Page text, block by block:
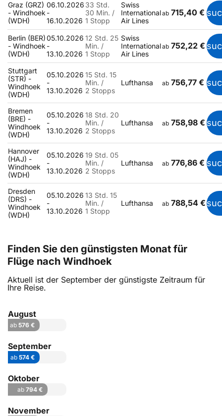
Graz (GRZ)
- Windhoek
(WDH)
06.10.2026
-
16.10.2026
33 Std.
30 Min. /
1 Stopp
Swiss
International
Air Lines
ab 715,40 €
Berlin (BER)
- Windhoek
(WDH)
05.10.2026
-
13.10.2026
12 Std. 25
Min. /
1 Stopp
Swiss
International
Air Lines
ab 752,22 €
Stuttgart
(STR) -
Windhoek
(WDH)
05.10.2026
-
13.10.2026
15 Std. 15
Min. /
2 Stopps
Lufthansa ab 756,77 €
Bremen
(BRE) -
Windhoek
(WDH)
05.10.2026
-
13.10.2026
18 Std. 20
Min. /
2 Stopps
Lufthansa ab 758,98 €
Hannover
(HAJ) -
Windhoek
(WDH)
05.10.2026
-
13.10.2026
19 Std. 05
Min. /
2 Stopps
Lufthansa ab 776,86 €
Dresden
(DRS) -
Windhoek
(WDH)
05.10.2026
-
13.10.2026
13 Std. 15
Min. /
1 Stopp
Lufthansa ab 788,54 €
Finden Sie den günstigsten Monat für
Flüge nach Windhoek
Aktuell ist der September der günstigste Zeitraum für
Ihre Reise.
August
ab 576 €
September
ab574 €
Oktober
ab 794 €
November